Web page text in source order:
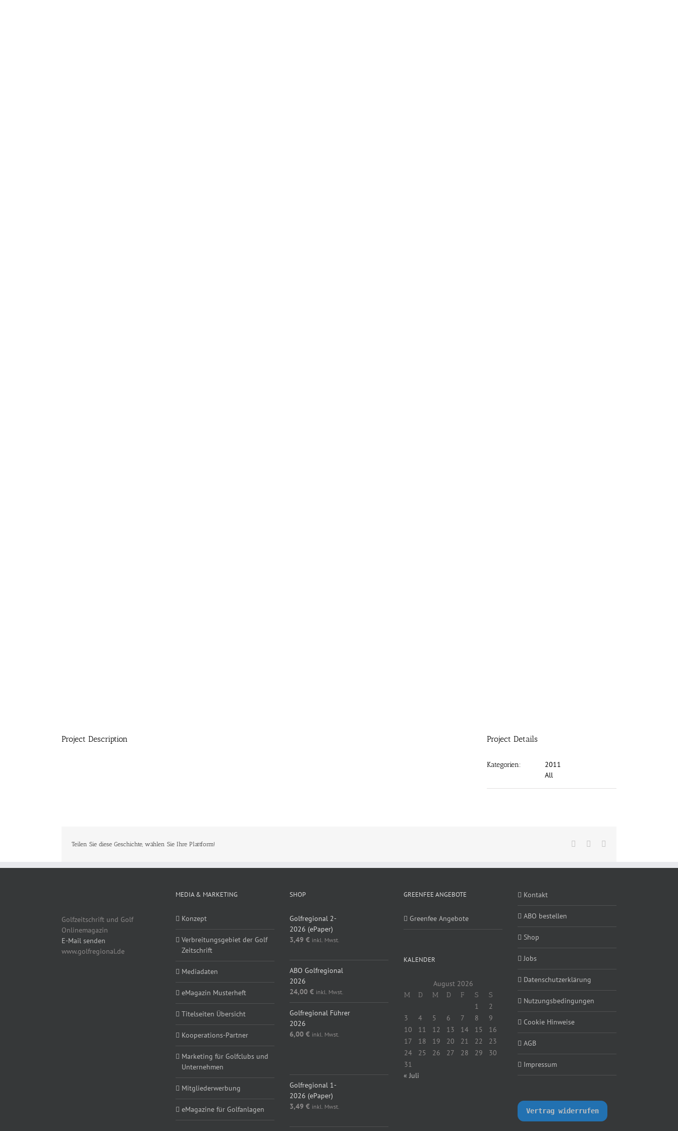
Project Description Project Details
Kategorien:
2011
All
Teilen Sie diese Geschichte, wählen Sie Ihre Plattform! LinkedIn
Golfzeitschrift und Golf
Onlinemagazin
E-Mail senden
www.golfregional.de
MEDIA & MARKETING
Konzept
Verbreitungsgebiet der Golf
Zeitschrift
Mediadaten
eMagazin Musterheft
Titelseiten Übersicht
Kooperations-Partner
Marketing für Golfclubs und
Unternehmen
Mitgliederwerbung
eMagazine für Golfanlagen
SHOP
Golfregional 2-
2026 (ePaper)
3,49 € inkl. Mwst.
ABO Golfregional
2026
24,00 € inkl. Mwst.
Golfregional Führer
2026
6,00 € inkl. Mwst.
Golfregional 1-
2026 (ePaper)
3,49 € inkl. Mwst.
GREENFEE ANGEBOTE
Greenfee Angebote
KALENDER
August 2026
M D M D F S S
1
2
3
4 5 6 7 8
9
10
11 12 13 14 15
16
17
18 19 20 21 22
23
24
25 26 27 28 29
30
31
« Juli
Kontakt
ABO bestellen
Shop
Jobs
Datenschutzerklärung
Nutzungsbedingungen
Cookie Hinweise
AGB
Impressum
Vertrag widerrufen